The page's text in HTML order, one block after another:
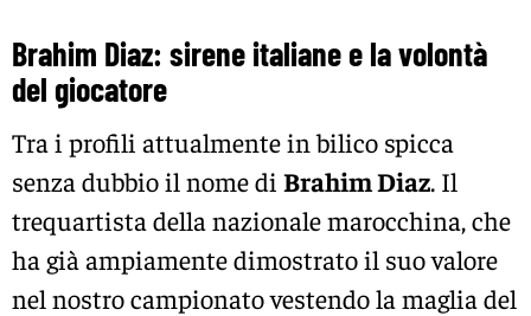
Brahim Diaz: sirene italiane e la volontà
del giocatore
Tra i profili attualmente in bilico spicca
senza dubbio il nome di Brahim Diaz. Il
trequartista della nazionale marocchina, che
ha già ampiamente dimostrato il suo valore
nel nostro campionato vestendo la maglia del